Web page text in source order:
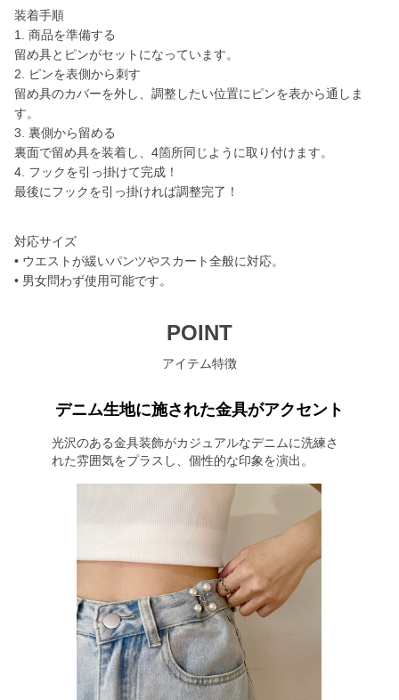
装着手順
1. 商品を準備する
留め具とピンがセットになっています。
2. ピンを表側から刺す
留め具のカバーを外し、調整したい位置にピンを表から通しま
す。
3. 裏側から留める
裏面で留め具を装着し、4箇所同じように取り付けます。
4. フックを引っ掛けて完成！
最後にフックを引っ掛ければ調整完了！
対応サイズ
• ウエストが緩いパンツやスカート全般に対応。
• 男女問わず使用可能です。
POINT
アイテム特徴
デニム生地に施された金具がアクセント
光沢のある金具装飾がカジュアルなデニムに洗練さ
れた雰囲気をプラスし、個性的な印象を演出。